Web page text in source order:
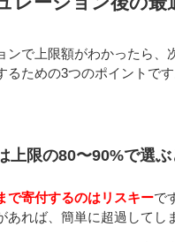
ンで上限額がわかったら、
るための3つのポイントです
上限の80〜90%で選ぶ
で寄付するのはリスキーで
あれば、簡単に超過してし